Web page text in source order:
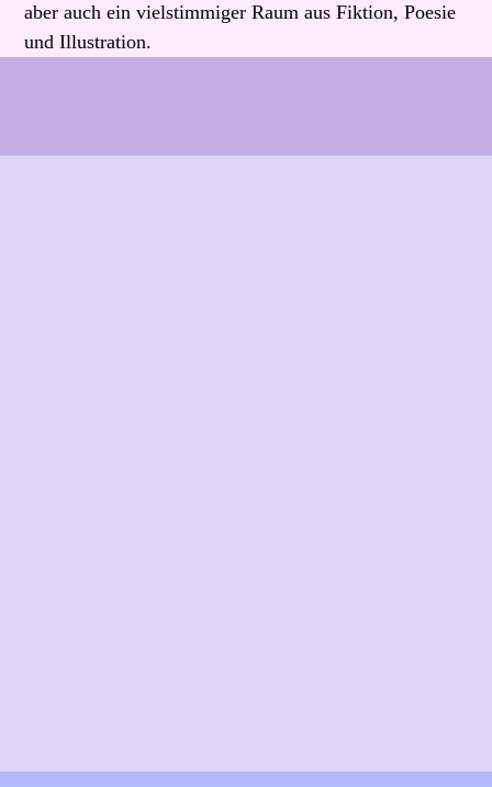
aber auch ein vielstimmiger Raum aus Fiktion, Poesie
und Illustration.